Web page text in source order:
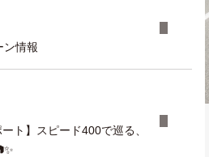
ン情報
ト】スピード400で巡る、